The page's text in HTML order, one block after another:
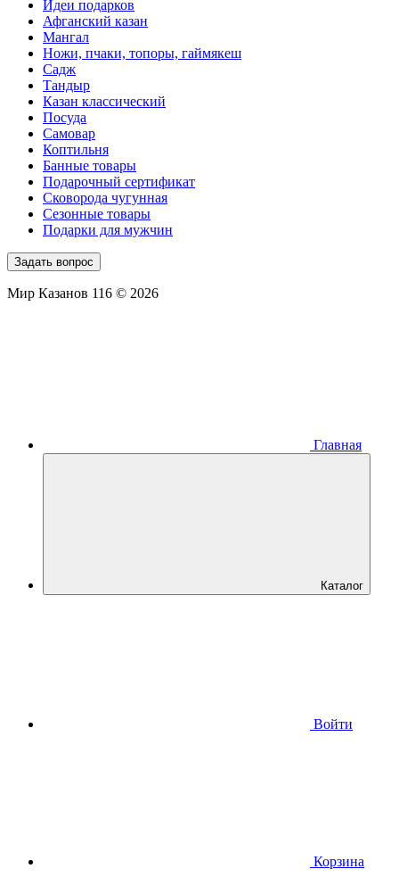
Идеи подарков
Афганский казан
Мангал
Ножи, пчаки, топоры, гаймякеш
Садж
Тандыр
Казан классический
Посуда
Самовар
Коптильня
Банные товары
Подарочный сертификат
Сковорода чугунная
Сезонные товары
Подарки для мужчин
Задать вопрос
Мир Казанов 116 © 2026
Главная
Каталог
Войти
Корзина